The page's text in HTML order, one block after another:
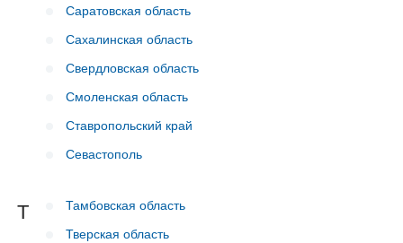
Саратовская область
Сахалинская область
Свердловская область
Смоленская область
Ставропольский край
Севастополь
Т
Тамбовская область
Тверская область